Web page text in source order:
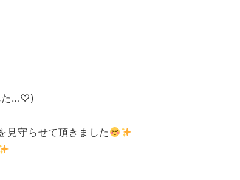
た…♡)
見守らせて頂きました